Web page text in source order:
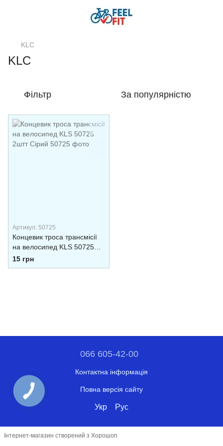
KLC
KLC
Фільтр За популярністю
Артикул: 50725
Концевик троса трансмісії
на велосипед KLS 50725
2штт Сірий
15 грн
066 605-42-00
Контактна інформація
Повна версія сайту
Укр Рус
Інтернет-магазин створений з Хорошоп